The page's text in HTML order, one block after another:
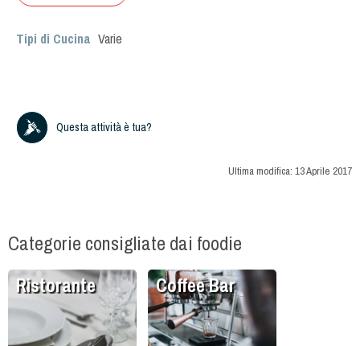
Tipi di Cucina Varie
Questa attività è tua?
Ultima modifica: 13 Aprile 2017
Categorie consigliate dai foodie
Ristorante Coffee Bar